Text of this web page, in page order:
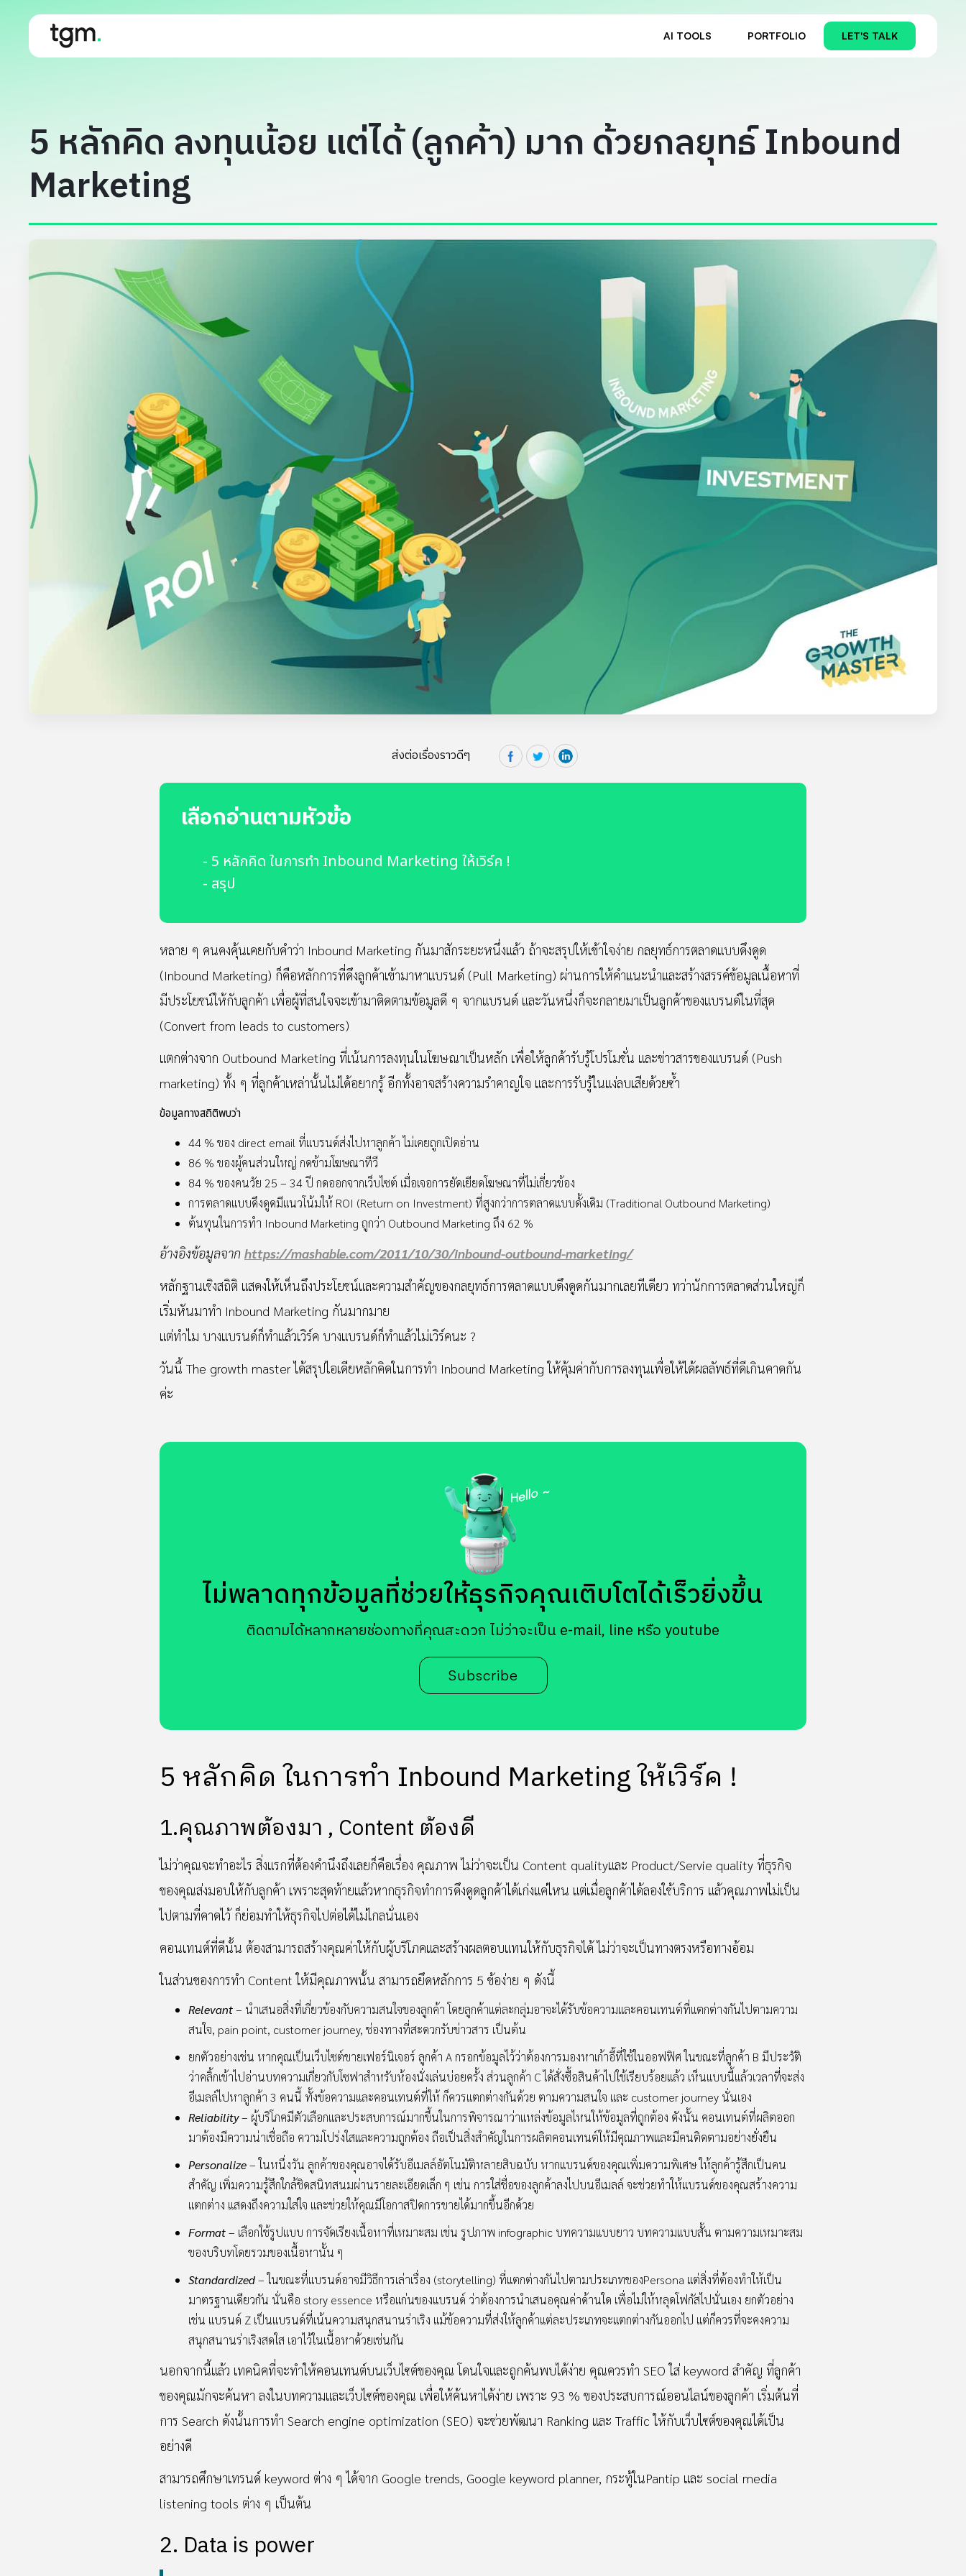
AI TOOLS PORTFOLIO LET'S TALK
5 หลักคิด ลงทุนน้อย แต่ได้ (ลูกค้า) มาก ด้วยกลยุทธ์ Inbound
Marketing
ส่งต่อเรื่องราวดีๆ
เลือกอ่านตามหัวข้อ
- 5 หลักคิด ในการทำ Inbound Marketing ให้เวิร์ค !
- สรุป
หลาย ๆ คนคงคุ้นเคยกับคำว่า Inbound Marketing กันมาสักระยะหนึ่งแล้ว ถ้าจะสรุปให้เข้าใจง่าย กลยุทธ์การตลาดแบบดึงดูด
(Inbound Marketing) ก็คือหลักการที่ดึงลูกค้าเข้ามาหาแบรนด์ (Pull Marketing) ผ่านการให้คำแนะนำและสร้างสรรค์ข้อมูลเนื้อหาที่
มีประโยชน์ให้กับลูกค้า เพื่อผู้ที่สนใจจะเข้ามาติดตามข้อมูลดี ๆ จากแบรนด์ และวันหนึ่งก็จะกลายมาเป็นลูกค้าของแบรนด์ในที่สุด
(Convert from leads to customers)
แตกต่างจาก Outbound Marketing ที่เน้นการลงทุนในโฆษณาเป็นหลัก เพื่อให้ลูกค้ารับรู้โปรโมชั่น และข่าวสารของแบรนด์ (Push
marketing) ทั้ง ๆ ที่ลูกค้าเหล่านั้นไม่ได้อยากรู้ อีกทั้งอาจสร้างความรำคาญใจ และการรับรู้ในแง่ลบเสียด้วยซ้ำ
ข้อมูลทางสถิติพบว่า
44 % ของ direct email ที่แบรนด์ส่งไปหาลูกค้า ไม่เคยถูกเปิดอ่าน
86 % ของผู้คนส่วนใหญ่ กดข้ามโฆษณาทีวี
84 % ของคนวัย 25 – 34 ปี กดออกจากเว็บไซต์ เมื่อเจอการยัดเยียดโฆษณาที่ไม่เกี่ยวข้อง
การตลาดแบบดึงดูดมีแนวโน้มให้ ROI (Return on Investment) ที่สูงกว่าการตลาดแบบดั้งเดิม (Traditional Outbound Marketing)
ต้นทุนในการทำ Inbound Marketing ถูกว่า Outbound Marketing ถึง 62 %
อ้างอิงข้อมูลจาก https://mashable.com/2011/10/30/inbound-outbound-marketing/
หลักฐานเชิงสถิติ แสดงให้เห็นถึงประโยชน์และความสำคัญของกลยุทธ์การตลาดแบบดึงดูดกันมากเลยทีเดียว ทว่านักการตลาดส่วนใหญ่ก็
เริ่มหันมาทำ Inbound Marketing กันมากมาย
แต่ทำไม บางแบรนด์ก็ทำแล้วเวิร์ค บางแบรนด์ก็ทำแล้วไม่เวิร์คนะ ?
วันนี้ The growth master ได้สรุปไอเดียหลักคิดในการทำ Inbound Marketing ให้คุ้มค่ากับการลงทุนเพื่อให้ได้ผลลัพธ์ที่ดีเกินคาดกัน
ค่ะ
ไม่พลาดทุกข้อมูลที่ช่วยให้ธุรกิจคุณเติบโตได้เร็วยิ่งขึ้น
ติดตามได้หลากหลายช่องทางที่คุณสะดวก ไม่ว่าจะเป็น e-mail, line หรือ youtube
Subscribe
5 หลักคิด ในการทำ Inbound Marketing ให้เวิร์ค !
1.คุณภาพต้องมา , Content ต้องดี
ไม่ว่าคุณจะทำอะไร สิ่งแรกที่ต้องคำนึงถึงเลยก็คือเรื่อง คุณภาพ ไม่ว่าจะเป็น Content qualityและ Product/Servie quality ที่ธุรกิจ
ของคุณส่งมอบให้กับลูกค้า เพราะสุดท้ายแล้วหากธุรกิจทำการดึงดูดลูกค้าได้เก่งแค่ไหน แต่เมื่อลูกค้าได้ลองใช้บริการ แล้วคุณภาพไม่เป็น
ไปตามที่คาดไว้ ก็ย่อมทำให้ธุรกิจไปต่อได้ไม่ไกลนั่นเอง
คอนเทนต์ที่ดีนั้น ต้องสามารถสร้างคุณค่าให้กับผู้บริโภคและสร้างผลตอบแทนให้กับธุรกิจได้ ไม่ว่าจะเป็นทางตรงหรือทางอ้อม
ในส่วนของการทำ Content ให้มีคุณภาพนั้น สามารถยึดหลักการ 5 ข้อง่าย ๆ ดังนี้
Relevant– นำเสนอสิ่งที่เกี่ยวข้องกับความสนใจของลูกค้า โดยลูกค้าแต่ละกลุ่มอาจะได้รับข้อความและคอนเทนต์ที่แตกต่างกันไปตามความ
สนใจ, pain point, customer journey, ช่องทางที่สะดวกรับข่าวสาร เป็นต้น
ยกตัวอย่างเช่น หากคุณเป็นเว็บไซต์ขายเฟอร์นิเจอร์ ลูกค้า A กรอกข้อมูลไว้ว่าต้องการมองหาเก้าอี้ที่ใช้ในออฟฟิศ ในขณะที่ลูกค้า B มีประวัติ
ว่าคลิ้กเข้าไปอ่านบทความเกี่ยวกับโซฟาสำหรับห้องนั่งเล่นบ่อยครั้ง ส่วนลูกค้า C ได้สั่งซื้อสินค้าไปใช้เรียบร้อยแล้ว เห็นแบบนี้แล้วเวลาที่จะส่ง
อีเมลล์ไปหาลูกค้า 3 คนนี้ ทั้งข้อความและคอนเทนต์ที่ให้ ก็ควรแตกต่างกันด้วย ตามความสนใจ และ customer journey นั่นเอง
Reliability– ผู้บริโภคมีตัวเลือกและประสบการณ์มากขึ้นในการพิจารณาว่าแหล่งข้อมูลไหนให้ข้อมูลที่ถูกต้อง ดังนั้น คอนเทนต์ที่ผลิตออก
มาต้องมีความน่าเชื่อถือ ความโปร่งใสและความถูกต้อง ถือเป็นสิ่งสำคัญในการผลิตคอนเทนต์ให้มีคุณภาพและมีคนติดตามอย่างยั่งยืน
Personalize– ในหนึ่งวัน ลูกค้าของคุณอาจได้รับอีเมลล์อัตโนมัติหลายสิบฉบับ หากแบรนด์ของคุณเพิ่มความพิเศษ ให้ลูกค้ารู้สึกเป็นคน
สำคัญ เพิ่มความรู้สึกใกล้ชิดสนิทสนมผ่านรายละเอียดเล็ก ๆ เช่น การใส่ชื่อของลูกค้าลงไปบนอีเมลล์ จะช่วยทำให้แบรนด์ของคุณสร้างความ
แตกต่าง แสดงถึงความใส่ใจ และช่วยให้คุณมีโอกาสปิดการขายได้มากขึ้นอีกด้วย
Format– เลือกใช้รูปแบบ การจัดเรียงเนื้อหาที่เหมาะสม เช่น รูปภาพ infographic บทความแบบยาว บทความแบบสั้น ตามความเหมาะสม
ของบริบทโดยรวมของเนื้อหานั้น ๆ
Standardized– ในขณะที่แบรนด์อาจมีวิธีการเล่าเรื่อง (storytelling) ที่แตกต่างกันไปตามประเภทของPersona แต่สิ่งที่ต้องทำให้เป็น
มาตรฐานเดียวกัน นั่นคือ story essence หรือแก่นของแบรนด์ ว่าต้องการนำเสนอคุณค่าด้านใด เพื่อไม่ให้หลุดโฟกัสไปนั่นเอง ยกตัวอย่าง
เช่น แบรนด์ Z เป็นแบรนด์ที่เน้นความสนุกสนานร่าเริง แม้ข้อความที่ส่งให้ลูกค้าแต่ละประเภทจะแตกต่างกันออกไป แต่ก็ควรที่จะคงความ
สนุกสนานร่าเริงสดใส เอาไว้ในเนื้อหาด้วยเช่นกัน
นอกจากนี้แล้ว เทคนิคที่จะทำให้คอนเทนต์บนเว็บไซต์ของคุณ โดนใจและถูกค้นพบได้ง่าย คุณควรทำ SEO ใส่ keyword สำคัญ ที่ลูกค้า
ของคุณมักจะค้นหา ลงในบทความและเว็บไซต์ของคุณ เพื่อให้ค้นหาได้ง่าย เพราะ 93 % ของประสบการณ์ออนไลน์ของลูกค้า เริ่มต้นที่
การ Search ดังนั้นการทำ Search engine optimization (SEO) จะช่วยพัฒนา Ranking และ Traffic ให้กับเว็บไซต์ของคุณได้เป็น
อย่างดี
สามารถศึกษาเทรนด์ keyword ต่าง ๆ ได้จาก Google trends, Google keyword planner, กระทู้ในPantip และ social media
listening tools ต่าง ๆ เป็นต้น
2. Data is power